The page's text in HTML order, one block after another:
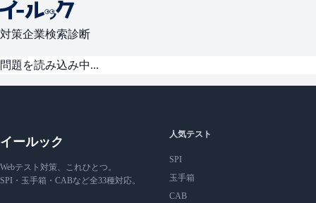
対策企業検索診断
問題を読み込み中...
イールック
Webテスト対策、これひとつ。
SPI・玉手箱・CABなど全33種対応。
人気テスト
SPI
玉手箱
CAB